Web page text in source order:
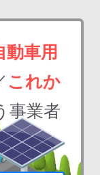
動車用
これか
事業者